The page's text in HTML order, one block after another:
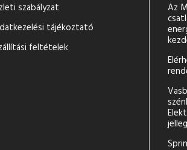
szabályzat
tájékoztató
feltételek
Az